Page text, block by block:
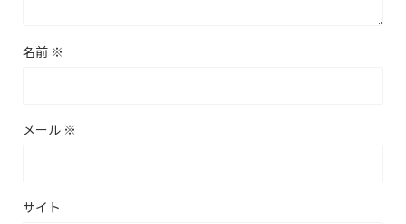
名前 ※
メール ※
サイト